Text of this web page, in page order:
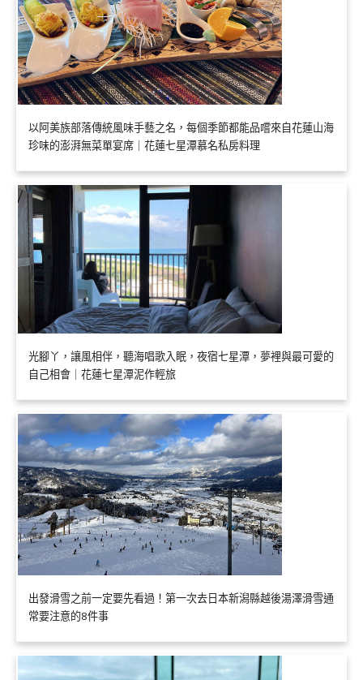
以阿美族部落傳統風味手藝之名，每個季節都能品嚐來自花蓮山海
珍味的澎湃無菜單宴席｜花蓮七星潭慕名私房料理
光腳丫，讓風相伴，聽海唱歌入眠，夜宿七星潭，夢裡與最可愛的
自己相會｜花蓮七星潭泥作輕旅
出發滑雪之前一定要先看過！第一次去日本新潟縣越後湯澤滑雪通
常要注意的8件事